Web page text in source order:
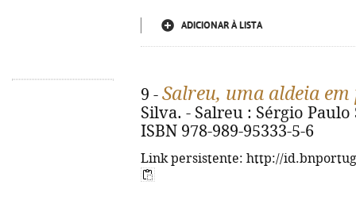
ADICIONAR À LISTA
9 - Salreu, uma aldeia
Silva. - Salreu : Sérgio Paulo
ISBN 978-989-95333-5-6
Link persistente: http://